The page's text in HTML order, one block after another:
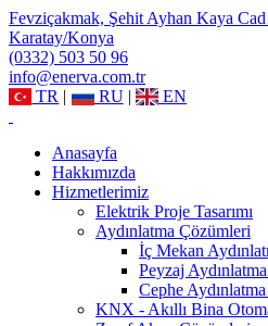
Fevziçakmak, Şehit Ayhan Kaya
Karatay/Konya
(0332) 503 50 96
info@enerva.com.tr
TR | RU | EN
Anasayfa
Hakkımızda
Hizmetlerimiz
Elektrik Proje Tasarımı
Aydınlatma Çözümleri
İç Mekan
Peyzaj
Cephe
KNX - Akıllı Bina